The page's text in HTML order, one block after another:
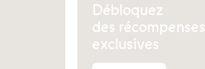
Débloquez
des récompenses
exclusives